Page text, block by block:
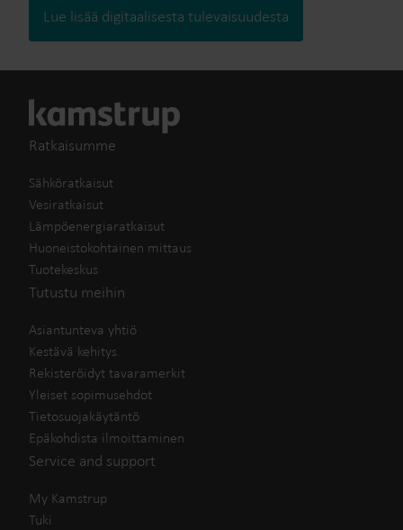
Lue lisää digitaalisesta tulevaisuudesta
Ratkaisumme
Sähköratkaisut
Vesiratkaisut
Lämpöenergiaratkaisut
Huoneistokohtainen mittaus
Tuotekeskus
Tutustu meihin
Asiantunteva yhtiö
Kestävä kehitys
Rekisteröidyt tavaramerkit
Yleiset sopimusehdot
Tietosuojakäytäntö
Epäkohdista ilmoittaminen
Service and support
My Kamstrup
Tuki